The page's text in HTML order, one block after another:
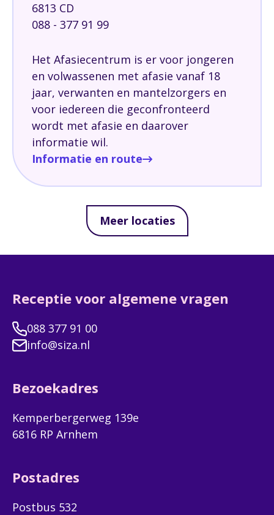
6813 CD
088 - 377 91 99
Het Afasiecentrum is er voor jongeren
en volwassenen met afasie vanaf 18
jaar, verwanten en mantelzorgers en
voor iedereen die geconfronteerd
wordt met afasie en daarover
informatie wil.
Informatie en route
Meer locaties
Receptie voor algemene vragen
088 377 91 00
info@siza.nl
Bezoekadres
Kemperbergerweg 139e
6816 RP Arnhem
Postadres
Postbus 532